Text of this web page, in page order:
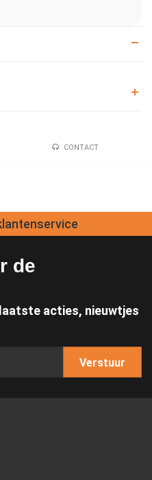
CONTACT
de
acties, nieuwtjes
Verstuur